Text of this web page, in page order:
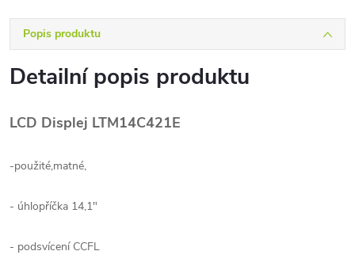
Popis produktu
Detailní popis produktu
LCD Displej LTM14C421E
-použité,matné,
- úhlopříčka 14,1"
- podsvícení CCFL